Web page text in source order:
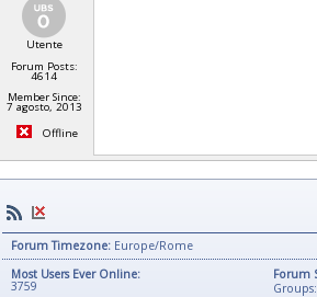
Utente
Forum Posts:
4614
Member Since:
7 agosto, 2013
Offline
Forum Timezone: Europe/Rome
Most Users Ever Online:
3759
Forum